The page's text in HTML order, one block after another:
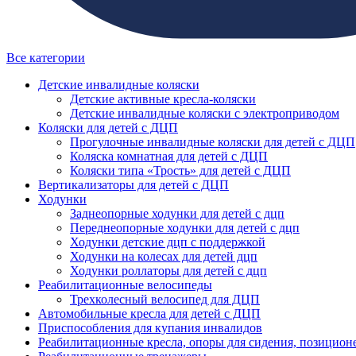
Все категории
Детские инвалидные коляски
Детские активные кресла-коляски
Детские инвалидные коляски с электроприводом
Коляски для детей с ДЦП
Прогулочные инвалидные коляски для детей с ДЦП
Коляска комнатная для детей с ДЦП
Коляски типа «Трость» для детей с ДЦП
Вертикализаторы для детей с ДЦП
Ходунки
Заднеопорные ходунки для детей с дцп
Переднеопорные ходунки для детей с дцп
Ходунки детские дцп с поддержкой
Ходунки на колесах для детей дцп
Ходунки роллаторы для детей с дцп
Реабилитационные велосипеды
Трехколесный велосипед для ДЦП
Автомобильные кресла для детей с ДЦП
Приспособления для купания инвалидов
Реабилитационные кресла, опоры для сидения,